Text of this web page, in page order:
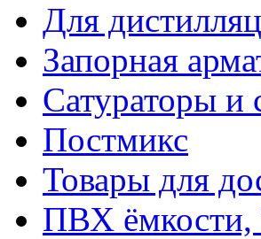
Для
Запорная
Сатураторы и
Постмикс
Товары для
ПВХ ёмкости,